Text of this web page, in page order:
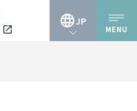
JP
MENU